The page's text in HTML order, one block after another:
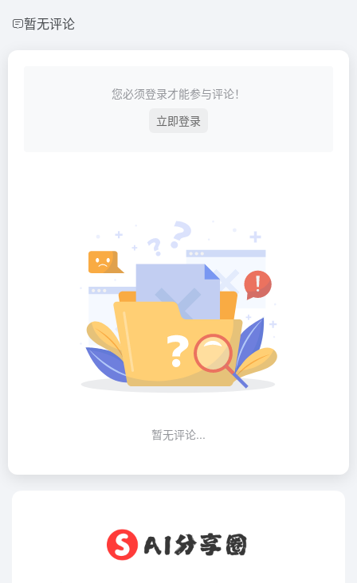
暂无评论
您必须登录才能参与评论！
立即登录
暂无评论...